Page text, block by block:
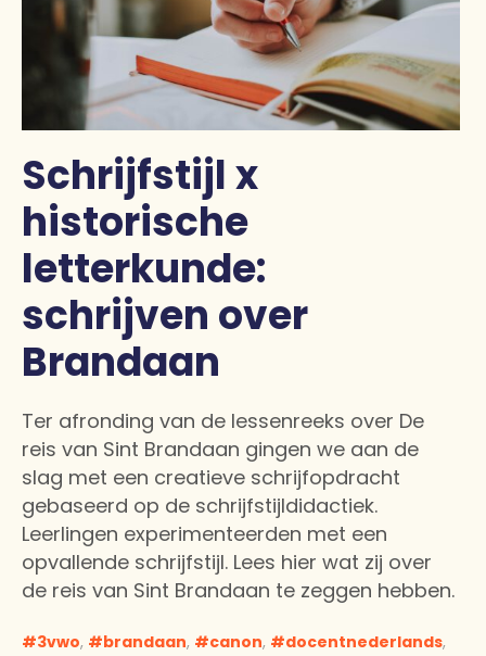
Schrijfstijl x
historische
letterkunde:
schrijven over
Brandaan
Ter afronding van de lessenreeks over De
reis van Sint Brandaan gingen we aan de
slag met een creatieve schrijfopdracht
gebaseerd op de schrijfstijldidactiek.
Leerlingen experimenteerden met een
opvallende schrijfstijl. Lees hier wat zij over
de reis van Sint Brandaan te zeggen hebben.
3vwo, brandaan, canon, docentnederlands,